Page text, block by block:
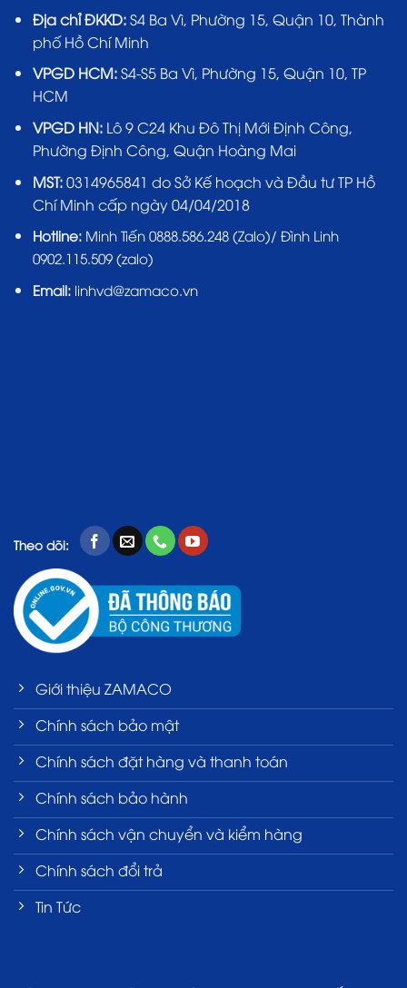
Lắp
Địa chỉ ĐKKD:S4 Ba Vì, Phường 15, Quận 10, Thành
phố Hồ Chí Minh
VPGD HCM:S4-S5 Ba Vì, Phường 15, Quận 10, TP
HCM
VPGD HN:Lô 9 C24 Khu Đô Thị Mới Định Công,
Phường Định Công, Quận Hoàng Mai
MST:0314965841 do Sở Kế hoạch và Đầu tư TP Hồ
Chí Minh cấp ngày 04/04/2018
Hotline: Minh Tiến 0888.586.248 (Zalo)/ Đình Linh
0902.115.509 (zalo)
Email:linhvd@zamaco.vn
Theo dõi:
Giới thiệu ZAMACO
Chính sách bảo mật
Chính sách đặt hàng và thanh toán
Chính sách bảo hành
Chính sách vận chuyển và kiểm hàng
Chính sách đổi trả
Tin Tức